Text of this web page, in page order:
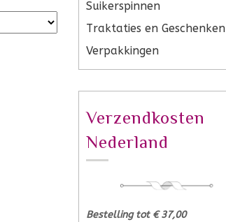
Suikerspinnen
Traktaties en Geschenken
Verpakkingen
Verzendkosten
Nederland
Bestelling tot € 37,00